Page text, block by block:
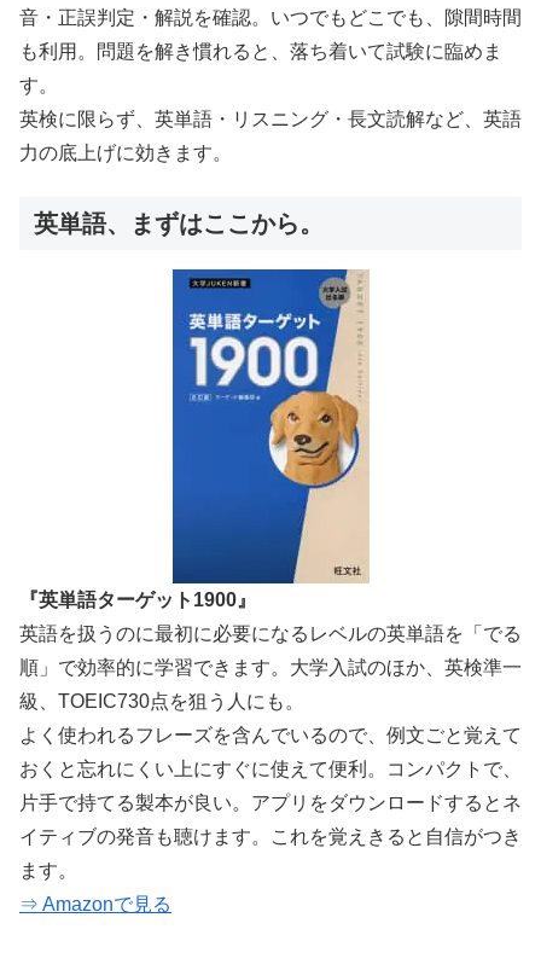
音・正誤判定・解説を確認。いつでもどこでも、隙間時間
も利用。問題を解き慣れると、落ち着いて試験に臨めま
す。
英検に限らず、英単語・リスニング・長文読解など、英語
力の底上げに効きます。
英単語、まずはここから。
『英単語ターゲット1900』
英語を扱うのに最初に必要になるレベルの英単語を「でる
順」で効率的に学習できます。大学入試のほか、英検準一
級、TOEIC730点を狙う人にも。
よく使われるフレーズを含んでいるので、例文ごと覚えて
おくと忘れにくい上にすぐに使えて便利。コンパクトで、
片手で持てる製本が良い。アプリをダウンロードするとネ
イティブの発音も聴けます。これを覚えきると自信がつき
ます。
⇒ Amazonで見る